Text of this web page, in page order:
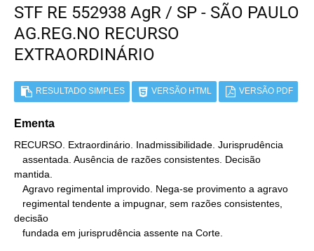
STF RE 552938 AgR / SP - SÃO PAULO
AG.REG.NO RECURSO
EXTRAORDINÁRIO
RESULTADO SIMPLES VERSÃO HTML VERSÃO PDF
Ementa
RECURSO. Extraordinário. Inadmissibilidade. Jurisprudência
mantida.
decisão
   fundada em jurisprudência assente na Corte.